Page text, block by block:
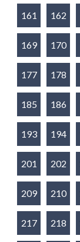
161 162
169 170
177 178
185 186
193 194
201 202
209 210
217 218